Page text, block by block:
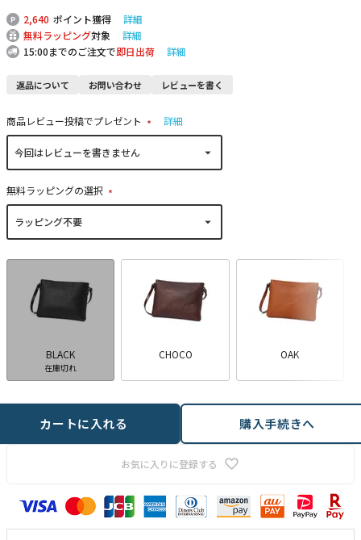
2,640 ポイント獲得
詳細
無料ラッピング対象
詳細
15:00までのご注文で即日出荷 詳細
返品について お問い合わせ レビューを書く
商品レビュー投稿でプレゼント
(
詳細
無料ラッピングの選択
(
BLACK
在庫切れ
CHOCO OAK
お気に入りに登録する
カートに入れる 購入手続きへ